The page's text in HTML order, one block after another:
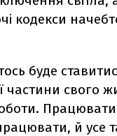
кодекси
буде
частини свого
й усе